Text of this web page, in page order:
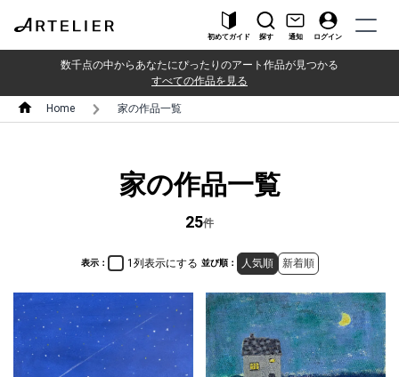
初めてガイド 探す 通知 ログイン
数千点の中からあなたにぴったりのアート作品が見つかる
すべての作品を見る
Home 家の作品一覧
家の作品一覧
25件
表示： 1列表示にする 並び順： 人気順 新着順